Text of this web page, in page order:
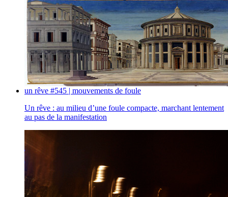
un rêve #545 | mouvements de foule
Un rêve : au milieu d’une foule compacte, marchant lentement
au pas de la manifestation